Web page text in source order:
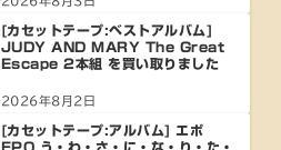
[カセットテープ:ベストアルバム]
JUDY AND MARY The Great
Escape 2本組 を買い取りました
2026年8月2日
[カセットテープ:アルバム] エポ
EPO う・わ・さ・に・な・り・た・